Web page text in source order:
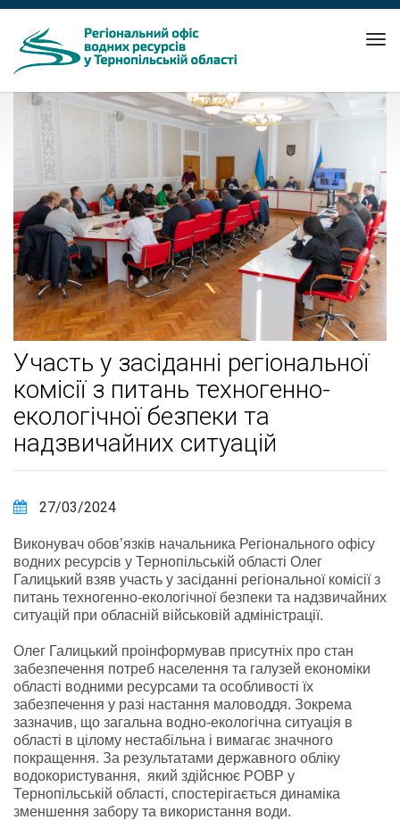
Участь у засіданні регіональної
комісії з питань техногенно-
екологічної безпеки та
надзвичайних ситуацій
27/03/2024
Виконувач обов’язків начальника Регіонального офісу
водних ресурсів у Тернопільській області Олег
Галицький взяв участь у засіданні регіональної комісії з
питань техногенно-екологічної безпеки та надзвичайних
ситуацій при обласній військовій адміністрації.
Олег Галицький проінформував присутніх про стан
забезпечення потреб населення та галузей економіки
області водними ресурсами та особливості їх
забезпечення у разі настання маловоддя. Зокрема
зазначив, що загальна водно-екологічна ситуація в
області в цілому нестабільна і вимагає значного
покращення. За результатами державного обліку
водокористування, який здійснює РОВР у
Тернопільській області, спостерігається динаміка
зменшення забору та використання води.